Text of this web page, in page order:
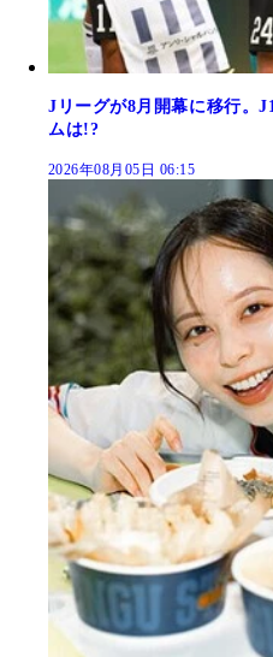
Jリーグが8月開幕に移行。
ムは!?
2026年08月05日 06:15